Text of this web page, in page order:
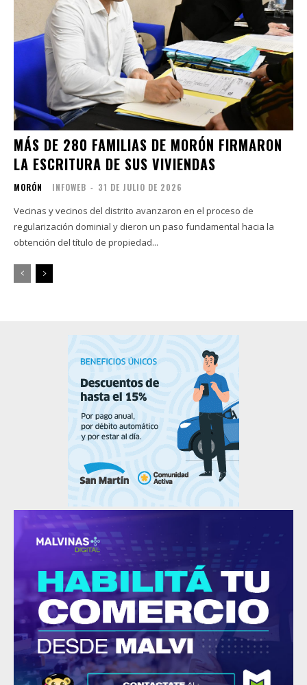
MÁS DE 280 FAMILIAS DE MORÓN FIRMARON
LA ESCRITURA DE SUS VIVIENDAS
MORÓN INFOWEB - 31 DE JULIO DE 2026
Vecinas y vecinos del distrito avanzaron en el proceso de
regularización dominial y dieron un paso fundamental hacia la
obtención del título de propiedad...